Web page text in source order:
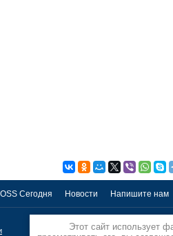
Этот сайт использует
Сегодня Новости Напишите нам
115583, г.Москва , ул.